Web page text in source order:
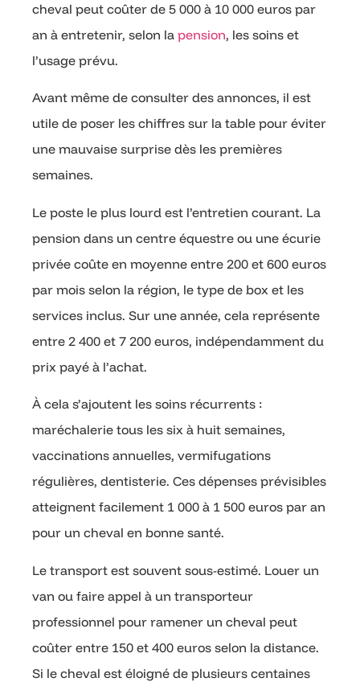
cheval peut coûter de 5 000 à 10 000 euros par
an à entretenir, selon la pension, les soins et
l’usage prévu.
Avant même de consulter des annonces, il est
utile de poser les chiffres sur la table pour éviter
une mauvaise surprise dès les premières
semaines.
Le poste le plus lourd est l’entretien courant. La
pension dans un centre équestre ou une écurie
privée coûte en moyenne entre 200 et 600 euros
par mois selon la région, le type de box et les
services inclus. Sur une année, cela représente
entre 2 400 et 7 200 euros, indépendamment du
prix payé à l’achat.
À cela s’ajoutent les soins récurrents :
maréchalerie tous les six à huit semaines,
vaccinations annuelles, vermifugations
régulières, dentisterie. Ces dépenses prévisibles
atteignent facilement 1 000 à 1 500 euros par an
pour un cheval en bonne santé.
Le transport est souvent sous-estimé. Louer un
van ou faire appel à un transporteur
professionnel pour ramener un cheval peut
coûter entre 150 et 400 euros selon la distance.
Si le cheval est éloigné de plusieurs centaines